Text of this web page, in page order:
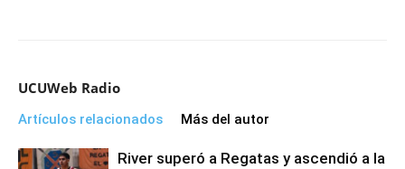
UCUWeb Radio
Artículos relacionados Más del autor
River superó a Regatas y ascendió a la